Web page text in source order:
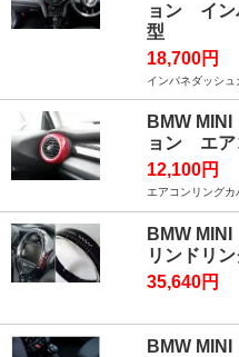
ョン イン
型
18,700円
インパネダッシュ
BMW
ョン エア
12,100円
エアコンリングカ
BMW
リンドリ
35,640円
BMW